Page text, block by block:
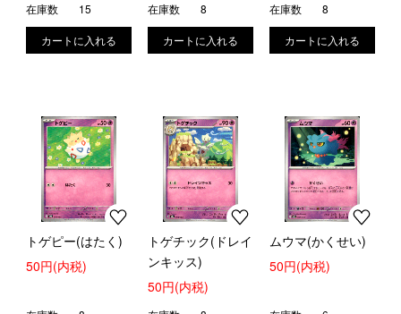
在庫数 15 在庫数 8 在庫数 8
トゲピー(はたく)
50円(内税)
トゲチック(ドレイ
ンキッス)
50円(内税)
ムウマ(かくせい)
50円(内税)